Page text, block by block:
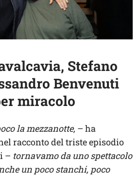
Stefano
Benvenuti
miracolo
la mezzanotte, – ha
racconto del triste episodio
– tornavamo da uno spettacolo
un poco stanchi, poco